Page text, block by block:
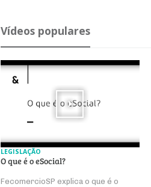
Ví­deos po­pu­lares
LEGISLAÇÃO
O que é o eSocial?
FecomercioSP explica o que é o